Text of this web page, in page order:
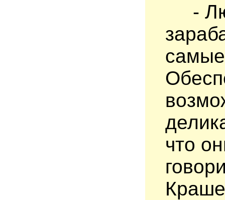
-
что